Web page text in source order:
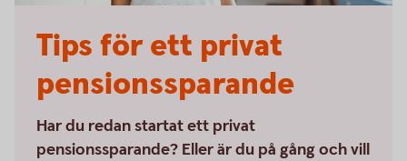
Tips för ett privat
pensionssparande
Har du redan startat ett privat
pensionssparande? Eller är du på gång och vill